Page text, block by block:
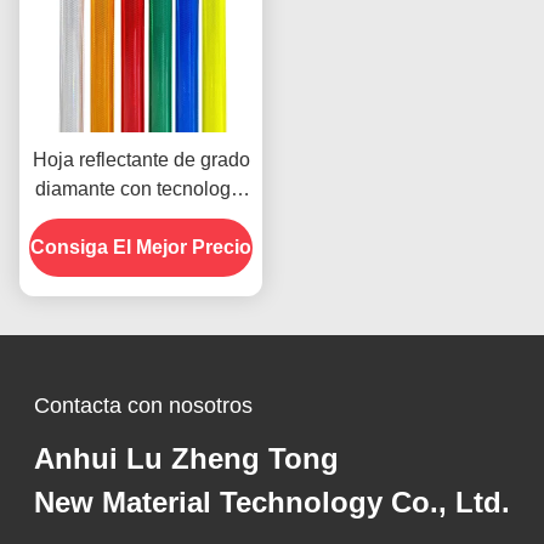
Hoja reflectante de grado
diamante con tecnología
microprismática para 10
años de vida útil
Consiga El Mejor Precio
Contacta con nosotros
Anhui Lu Zheng Tong
New Material Technology Co., Ltd.